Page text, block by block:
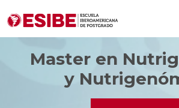
Master en
y